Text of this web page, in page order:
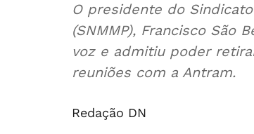
O presidente do
(SNMMP), Francisco São
voz e admitiu poder
reuniões com a Antram.
Redação DN